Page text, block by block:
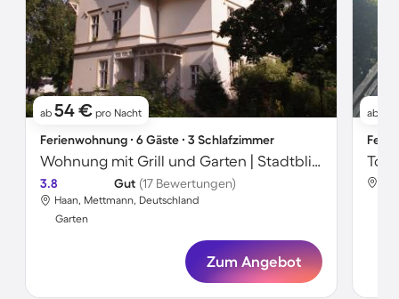
ab 54 € pro Nacht
Ferienwohnung ∙ 6 Gäste ∙ 3 Schlafzimmer
Wohnung mit Grill und Garten | Stadtblick
3.8 Gut (17 Bewertungen)
Haan, Mettmann, Deutschland
Garten
Zum Angebot
ab